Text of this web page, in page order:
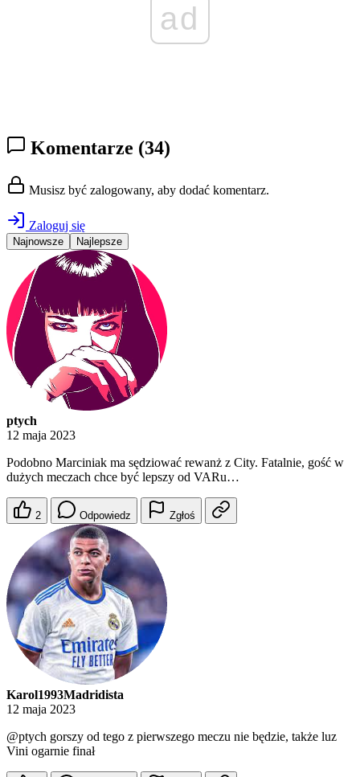
ad
Komentarze (34)
Musisz być zalogowany, aby dodać komentarz.
Zaloguj się
Najnowsze Najlepsze
ptych
12 maja 2023
Podobno Marciniak ma sędziować rewanż z City. Fatalnie, gość w
dużych meczach chce być lepszy od VARu…
2 Odpowiedz Zgłoś
Karol1993Madridista
12 maja 2023
@ptych gorszy od tego z pierwszego meczu nie będzie, także luz
Vini ogarnie finał